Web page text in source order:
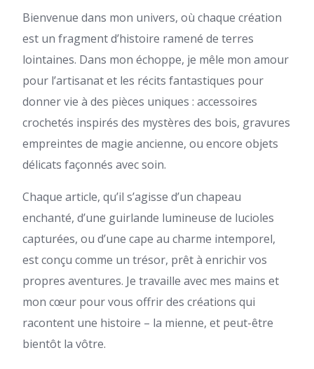
Bienvenue dans mon univers, où chaque création
est un fragment d’histoire ramené de terres
lointaines. Dans mon échoppe, je mêle mon amour
pour l’artisanat et les récits fantastiques pour
donner vie à des pièces uniques : accessoires
crochetés inspirés des mystères des bois, gravures
empreintes de magie ancienne, ou encore objets
délicats façonnés avec soin.
Chaque article, qu’il s’agisse d’un chapeau
enchanté, d’une guirlande lumineuse de lucioles
capturées, ou d’une cape au charme intemporel,
est conçu comme un trésor, prêt à enrichir vos
propres aventures. Je travaille avec mes mains et
mon cœur pour vous offrir des créations qui
racontent une histoire – la mienne, et peut-être
bientôt la vôtre.